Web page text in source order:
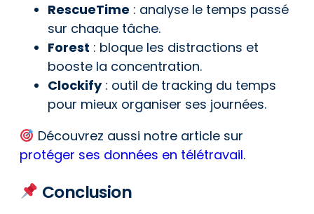
RescueTime : analyse le temps passé
sur chaque tâche.
Forest : bloque les distractions et
booste la concentration.
Clockify: outil de tracking du temps
pour mieux organiser ses journées.
Découvrez aussi notre article sur
protéger ses données en télétravail.
Conclusion